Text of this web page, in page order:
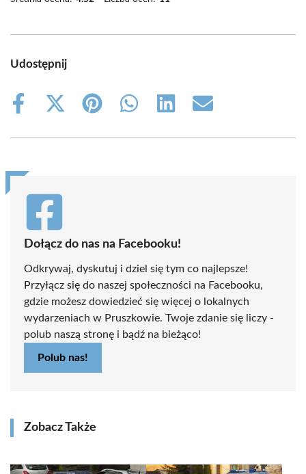
Udostępnij
Share
Share
(Twitter)
Share
Share
Share
Share
Dołącz do nas na Facebooku!
Odkrywaj, dyskutuj i dziel się tym co najlepsze!
Przyłącz się do naszej społeczności na Facebooku,
gdzie możesz dowiedzieć się więcej o lokalnych
wydarzeniach w Pruszkowie. Twoje zdanie się liczy -
polub naszą stronę i bądź na bieżąco!
Polub nas!
Zobacz Także